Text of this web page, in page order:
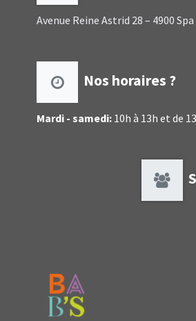
Avenue Reine Astrid 28 – 4900
Nos horaires ?
Mardi - samedi: 10h à 13h et de